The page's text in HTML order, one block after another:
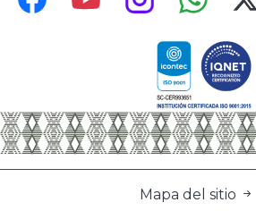
Mapa del sitio